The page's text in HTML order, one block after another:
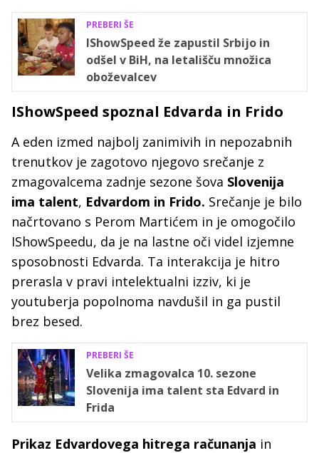
PREBERI ŠE
IShowSpeed že zapustil Srbijo in
odšel v BiH, na letališču množica
oboževalcev
IShowSpeed spoznal Edvarda in Frido
A eden izmed najbolj zanimivih in nepozabnih
trenutkov je zagotovo njegovo srečanje z
zmagovalcema zadnje sezone šova Slovenija
ima talent, Edvardom in Frido. Srečanje je bilo
načrtovano s Perom Martićem in je omogočilo
IShowSpeedu, da je na lastne oči videl izjemne
sposobnosti Edvarda. Ta interakcija je hitro
prerasla v pravi intelektualni izziv, ki je
youtuberja popolnoma navdušil in ga pustil
brez besed.
PREBERI ŠE
Velika zmagovalca 10. sezone
Slovenija ima talent sta Edvard in
Frida
Prikaz Edvardovega hitrega računanja in